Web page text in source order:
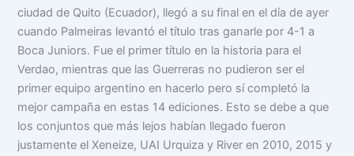
ciudad de Quito (Ecuador), llegó a su final en el día de ayer
cuando Palmeiras levantó el título tras ganarle por 4-1 a
Boca Juniors. Fue el primer título en la historia para el
Verdao, mientras que las Guerreras no pudieron ser el
primer equipo argentino en hacerlo pero sí completó la
mejor campaña en estas 14 ediciones. Esto se debe a que
los conjuntos que más lejos habían llegado fueron
justamente el Xeneize, UAI Urquiza y River en 2010, 2015 y